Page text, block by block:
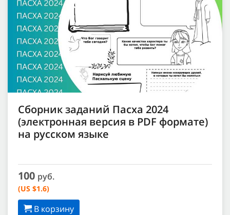
Сборник заданий Пасха 2024
(электронная версия в PDF формате)
на русском языке
100 руб.
(US $1.6)
В корзину